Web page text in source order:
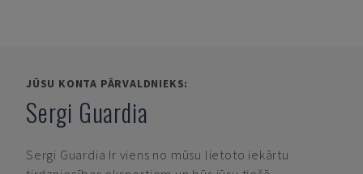
JŪSU KONTA PĀRVALDNIEKS:
Sergi Guardia
Sergi Guardia Ir viens no mūsu lietoto iekārtu